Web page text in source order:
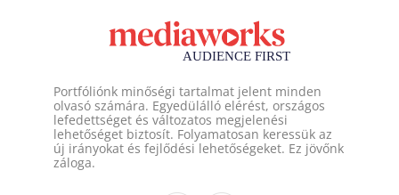
Portfóliónk minőségi tartalmat jelent minden
olvasó számára. Egyedülálló elérést, országos
lefedettséget és változatos megjelenési
lehetőséget biztosít. Folyamatosan keressük az
új irányokat és fejlődési lehetőségeket. Ez jövőnk
záloga.